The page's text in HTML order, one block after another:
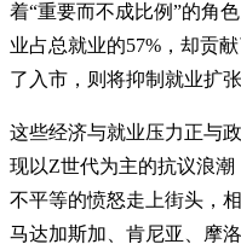
着“重要而不成比例”的角
业占总就业的57%，却贡
了入市，则将抑制就业扩张
这些经济与就业压力正与
现以Z世代为主的抗议浪
不平等的愤怒走上街头，
马达加斯加、肯尼亚、摩